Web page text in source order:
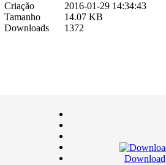
Criação
Tamanho
Downloads
2016-01-29 14:34:43
14.07 KB
1372
Download